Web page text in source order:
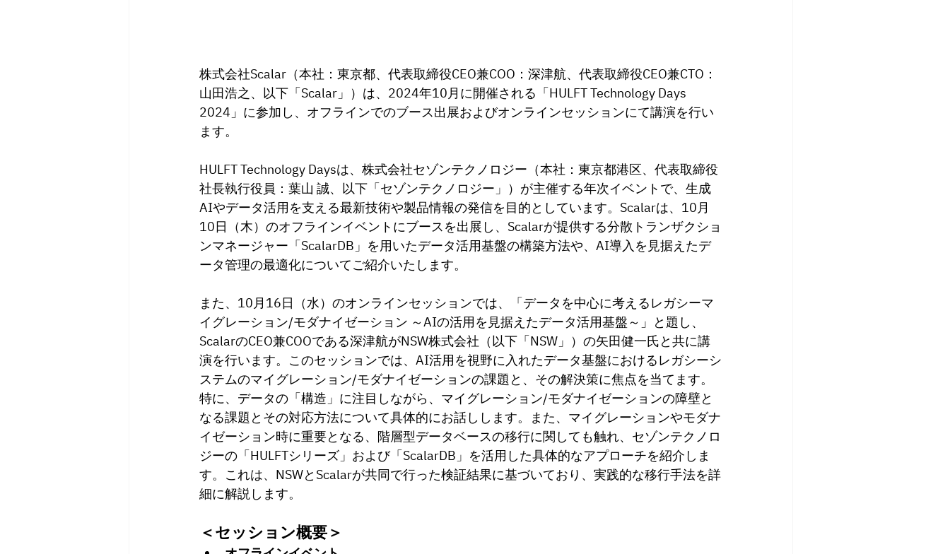
株式会社Scalar（本社：東京都、代表取締役CEO兼COO ：深津航、 代表取締役CEO兼CTO：
山田浩之 、以下 「Scalar」）は、2024年10月に開催される「HULFT Technology Days
2024」に参加し、オフラインでのブース出展およびオンラインセッションにて講演を行い
ます。
HULFT Technology Daysは、株式会社セゾンテクノロジー（本社：東京都港区、代表取締役
社長執行役員：葉山 誠、以下「セゾンテクノロジー」）が主催する年次イベントで、生成
AIやデータ活用を支える最新技術や製品情報の発信を目的としています。Scalarは、10月
10日（木）のオフラインイベントにブースを出展し、 Scalarが提供する分散トランザクショ
ンマネージャー「ScalarDB」 を用いたデータ活用基盤の構築方法や、AI導入を見据えたデ
ータ管理の最適化についてご紹介いたします。
また、10月16日（水）のオンラインセッションでは、 「データを中心に考えるレガシーマ
イグレーション/モダナイゼーション ～AIの活用を見据えたデータ活用基盤～」と題し、
ScalarのCEO兼COOである深津航がNSW株式会社（以下「NSW」）の矢田健一氏と共に講
演を行います。このセッションでは、AI活用を視野に入れたデータ基盤におけるレガシーシ
ステムのマイグレーション/モダナイゼーションの課題と、その解決策に焦点を当てます。
特に、データの「構造」に注目しながら、マイグレーション/モダナイゼーションの障壁と
なる課題とその対応方法について具体的にお話しします。また、マイグレーションやモダナ
イゼーション時に重要となる、 階層型データベースの移行に関しても触れ、セゾンテクノロ
ジーの「HULFTシリーズ」および「ScalarDB」を活用した具体的なアプローチを紹介しま
す。これは、NSWとScalarが共同で行った検証結果に基づいており、実践的な移行手法を詳
細に解説します。
＜セッション概要＞